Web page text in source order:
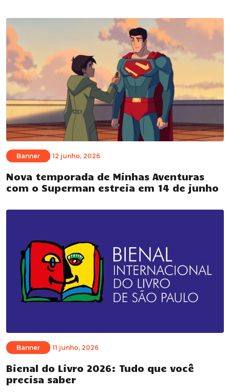
Banner 12 junho, 2026
Nova temporada de Minhas Aventuras
com o Superman estreia em 14 de junho
Banner 11 junho, 2026
Bienal do Livro 2026: Tudo que você
precisa saber